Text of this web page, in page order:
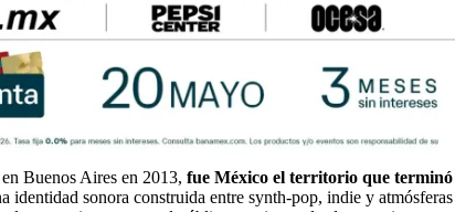
Buenos Aires en 2013, fue México el territorio que terminó
identidad sonora construida entre synth-pop, indie y atmósferas